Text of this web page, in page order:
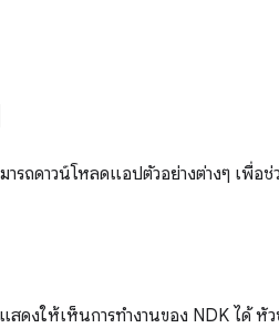
ถดาวน์โหลดแอปตัวอย่างต่างๆ เพื่อช่
ดงให้เห็นการทำงานของ NDK ได้ หั